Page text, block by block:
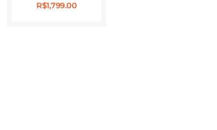
R$1,799.00